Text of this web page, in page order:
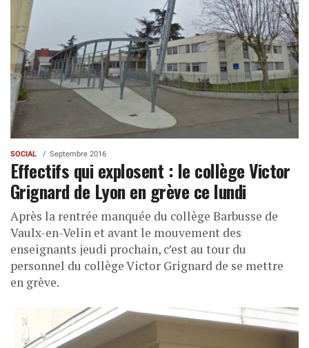
SOCIAL Septembre 2016
Effectifs qui explosent : le collège Victor
Grignard de Lyon en grève ce lundi
Après la rentrée manquée du collège Barbusse de
Vaulx-en-Velin et avant le mouvement des
enseignants jeudi prochain, c’est au tour du
personnel du collège Victor Grignard de se mettre
en grève.